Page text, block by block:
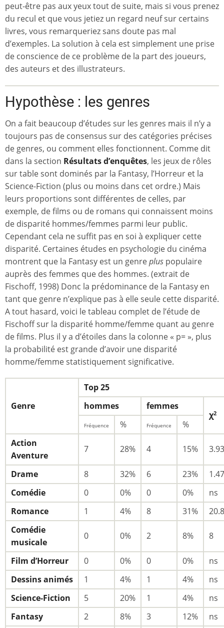
peut-être pas aux yeux tout de suite, mais si vous prenez
du recul et que vous jetiez un regard neuf sur certains
livres, vous remarqueriez sans doute pas mal
d’exemples. La solution à cela est simplement une prise
de conscience de ce problème de la part des joueurs,
des auteurs et des illustrateurs.
Hypothèse : les genres
On a fait beaucoup d’études sur les genres mais il n’y a
toujours pas de consensus sur des catégories précises
de genres, ou comment elles fonctionnent. Comme dit
dans la section Résultats d’enquêtes, les jeux de rôles
sur table sont dominés par la Fantasy, l’Horreur et la
Science-Fiction (plus ou moins dans cet ordre.) Mais
leurs proportions sont différentes de celles, par
exemple, de films ou de romans qui connaissent moins
de disparité hommes/femmes parmi leur public.
Cependant cela ne suffit pas en soi à expliquer cette
disparité. Certaines études en psychologie du cinéma
montrent que la Fantasy est un genreplus populaire
auprès des femmes que des hommes. (extrait de
Fischoff, 1998) Donc la prédominance de la Fantasy en
tant que genre n’explique pas à elle seule cette disparité.
A tout hasard, voici le tableau complet de l’étude de
Fischoff sur la disparité homme/femme quant au genre
de films. Plus il y a d’étoiles dans la colonne « p= », plus
la probabilité est grande d’avoir une disparité
homme/femme statistiquement significative.
Genre
Top 25
hommes
femmes
χ2
Fréquence
% Fréquence
%
Action
Aventure
7 28% 4 15% 3.93
Drame 8 32% 6 23%
1.47
Comédie
0 0% 0 0%
ns
Romance
1 4% 8 31%
Comédie
musicale
0 0% 2 8% 8
Film d’Horreur 0 0% 0 0%
ns
Dessins animés
1 4% 1 4%
ns
Science-Fiction
5 20% 1 4%
ns
Fantasy
2 8% 3 12%
ns